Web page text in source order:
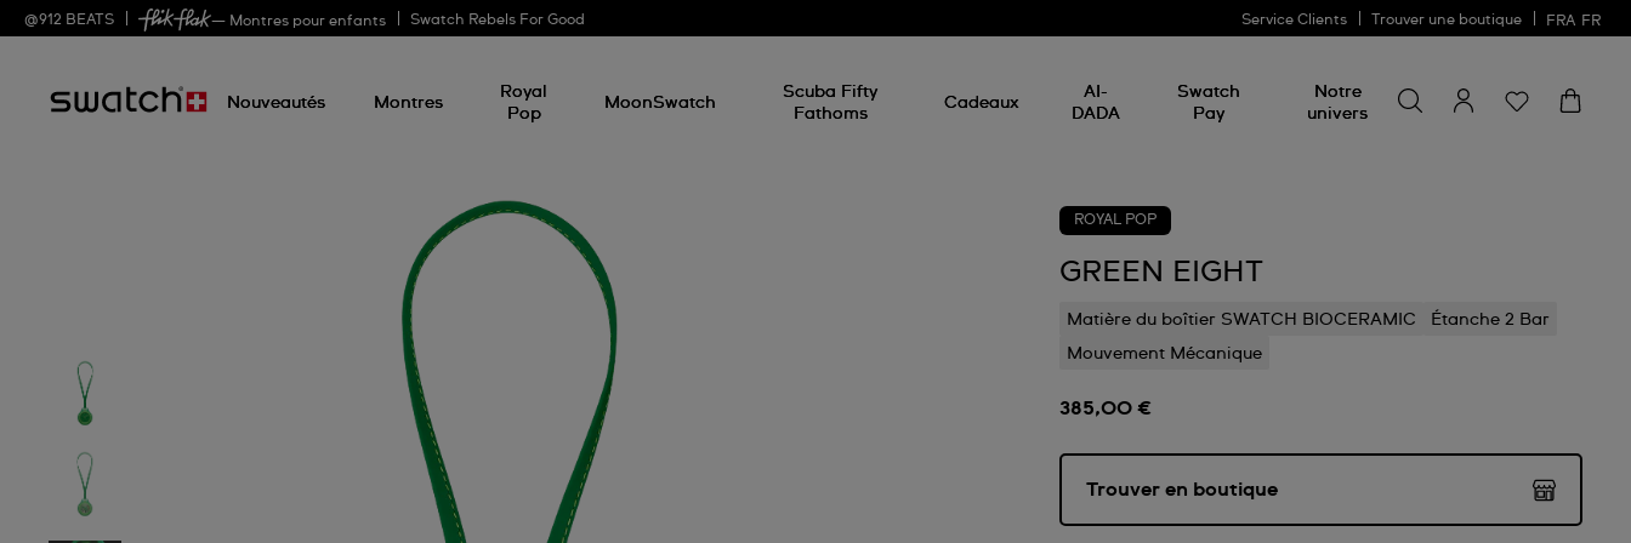
@912 BEATS — Montres pour enfants Swatch Rebels For Good Service Clients Trouver une boutique FRA FR
Nouveautés Montres
Royal
Pop
MoonSwatch
Scuba Fifty
Fathoms
Cadeaux
AI-
DADA
Swatch
Pay
Notre
univers
un
produit
ROYAL POP
GREEN EIGHT
Matière du boîtier SWATCH BIOCERAMIC
Étanche 2 Bar
Mouvement Mécanique
385,00 €
Trouver en boutique